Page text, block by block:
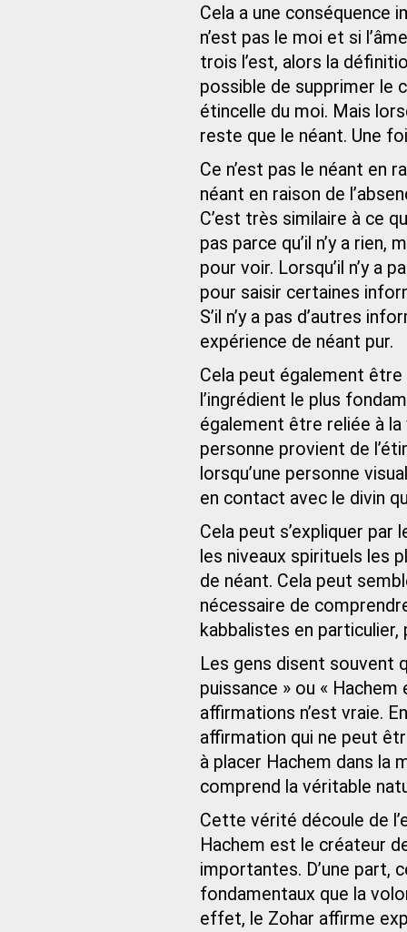
Cela a une conséquence
n’est pas le moi et si
trois l’est, alors la
possible de supprimer le
étincelle du moi. Mais
reste que le néant. Une
Ce n’est pas le néant en
néant en raison de
C’est très similaire à ce
pas parce qu’il n’y a rien,
pour voir. Lorsqu’il n’y a
pour saisir certaines
S’il n’y a pas d’autres
expérience de néant pur.
Cela peut également
l’ingrédient le plus
également être reliée à la
personne provient de
lorsqu’une personne
en contact avec le divin
Cela peut s’expliquer
les niveaux spirituels les
de néant. Cela peut
nécessaire de
kabbalistes en
Les gens disent souvent
puissance » ou «
affirmations n’est vraie.
affirmation qui ne peut
à placer Hachem dans la
comprend la véritable
Cette vérité découle de
Hachem est le créateur
importantes. D’une part,
fondamentaux que la
effet, le Zohar affirme